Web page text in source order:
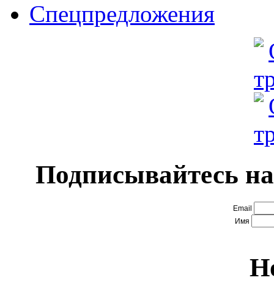
Спецпредложения
Подписывайтесь
Email
Имя